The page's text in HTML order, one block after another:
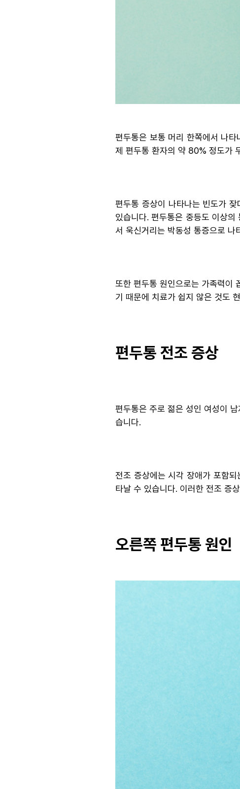
편두통은 보통 머리 한쪽에서 나
제 편두통 환자의 약 80% 정도가
편두통 증상이 나타나는 빈도가
있습니다. 편두통은 중등도 이상
서 욱신거리는 박동성 통증으로
또한 편두통 원인으로는 가족력이
기 때문에 치료가 쉽지 않은 것도
편두통 전조 증상
편두통은 주로 젊은 성인 여성이
습니다.
전조 증상에는 시각 장애가 포함
타날 수 있습니다. 이러한 전조 증
오른쪽 편두통 원인